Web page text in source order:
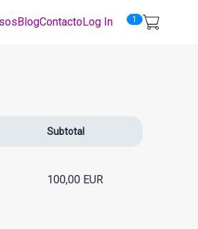
BlogContactoLog In 1
Subtotal
100,00 EUR